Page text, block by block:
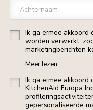
Achternaam
Ik ga ermee akkoord
worden verwerkt,
marketingberichten
Meer lezen
Ik ga ermee akkoord
KitchenAid Europa
gepersonaliseerde